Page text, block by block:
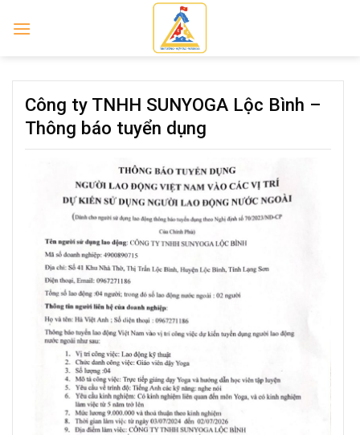
Công ty TNHH SUNYOGA Lộc Bình –
Thông báo tuyển dụng